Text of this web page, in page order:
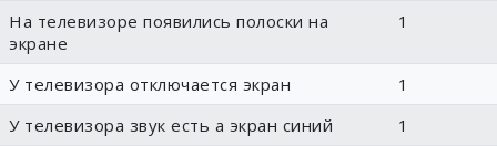
На телевизоре появились полоски на
экране
1
У телевизора отключается экран
1
У телевизора звук есть а экран синий
1